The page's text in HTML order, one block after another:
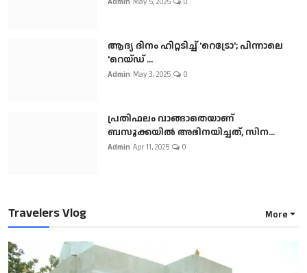
ആദ്യ ദിനം ഹിറ്റടിച്ച് 'റെട്രോ'; പിന്നാലെ
'റെയ്ഡ് ...
Admin May 3, 2025 0
പ്രതിഫലം വാങ്ങാതെയാണ്
ബസൂക്കയില്‍ അഭിനയിച്ചത്, സിന...
Admin Apr 11, 2025 0
Travelers Vlog More